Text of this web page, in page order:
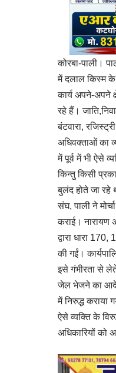
कोरबा-पाली।
में दलाल किस्म के
कार्य अपने-अपने
रहे हैं।
बंटवारा,
अधिवक्ताओं का
में पूर्व में भी ऐसे
किन्तु किसी
बुलंद होते जा रहे
संघ, पाली ने
कराई। नारायण
द्वारा धारा
की गईं।
इसे गंभीरता से लेते
जेल भेजने का
में निरुद्ध कराया
ऐसे व्यक्ति के
अधिकारियों को